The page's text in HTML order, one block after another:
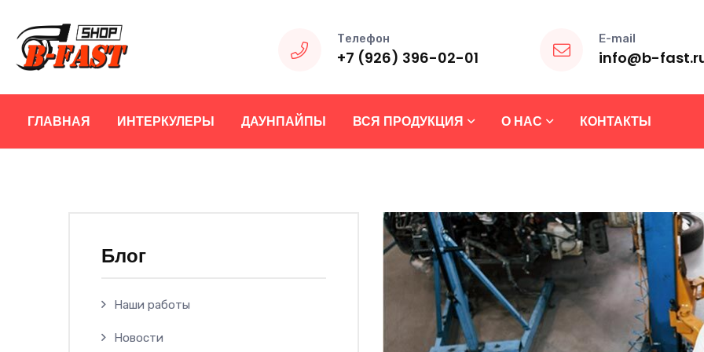
Телефон
+7 (926) 396-02-01
E-mail
info@b-
ГЛАВНАЯ ИНТЕРКУЛЕРЫ ДАУНПАЙПЫ ВСЯ ПРОДУКЦИЯ О НАС КОНТАКТЫ
Блог
Наши работы
Новости